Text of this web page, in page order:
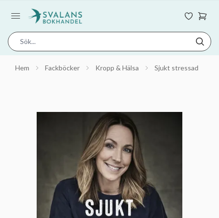
Hem Fackböcker Kropp & Hälsa Sjukt stressad